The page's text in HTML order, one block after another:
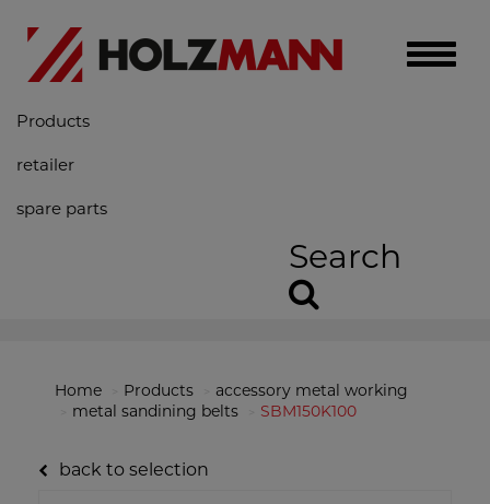
Toggle
Products
retailer
spare parts
Search
Home Products
accessory metal working
metal sandining belts
SBM150K100
back to selection